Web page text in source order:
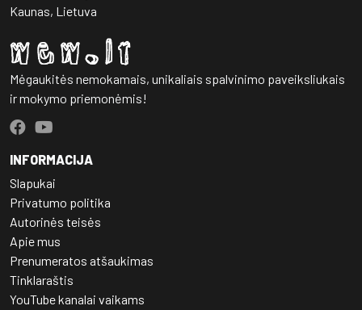
Kaunas, Lietuva
Mėgaukitės nemokamais, unikaliais spalvinimo paveiksliukais
ir mokymo priemonėmis!
INFORMACIJA
Slapukai
Privatumo politika
Autorinės teisės
Apie mus
Prenumeratos atšaukimas
Tinklaraštis
YouTube kanalai vaikams